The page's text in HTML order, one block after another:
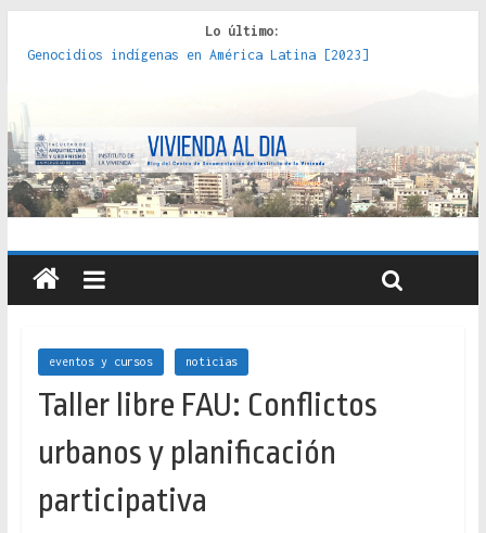
Lo último:
Genocidios indígenas en América Latina [2023]
políticas, prácticas y representaciones [2022]
crítica de las fronteras latinoamericanas [2020]
Criterios técnicos para una vivienda adecuada [2019]
Red de consultorios de la Caja del Seguro Obrero en
Santiago : un patrimonio emblemático [2014]
eventos y cursos noticias
Taller libre FAU: Conflictos
urbanos y planificación
participativa